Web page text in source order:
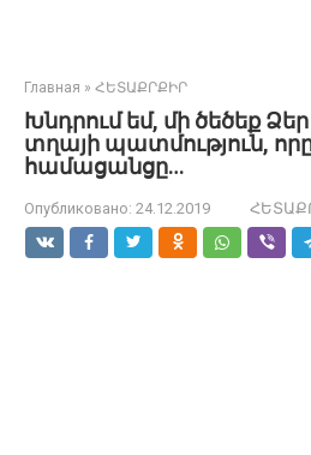
Главная » ՀԵՏԱՔՐՔԻՐ
Խնդրում եմ, մի ծեծեք
տղայի պատմություն, որը
համացանցը…
Опубликовано: 24.12.2019